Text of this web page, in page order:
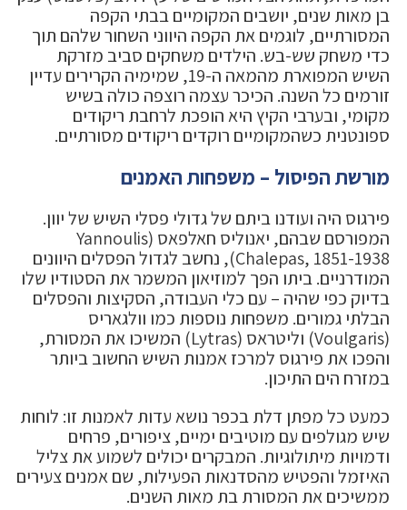
בן מאות שנים, יושבים המקומיים בבתי הקפה
המסורתיים, לוגמים את הקפה היווני השחור שלהם תוך
כדי משחק שש-בש. הילדים משחקים סביב מזרקת
השיש המפוארת מהמאה ה-19, שמימיה הקרירים עדיין
זורמים כל השנה. הכיכר עצמה רוצפה כולה בשיש
מקומי, ובערבי הקיץ היא הופכת לרחבת ריקודים
ספונטנית כשהמקומיים רוקדים ריקודים מסורתיים.
מורשת הפיסול – משפחות האמנים
פירגוס היה ועודנו ביתם של גדולי פסלי השיש של יוון.
המפורסם שבהם, יאנוליס חאלפאס (Yannoulis
Chalepas, 1851-1938), נחשב לגדול הפסלים היוונים
המודרניים. ביתו הפך למוזיאון המשמר את הסטודיו שלו
בדיוק כפי שהיה – עם כלי העבודה, הסקיצות והפסלים
הבלתי גמורים. משפחות נוספות כמו וולגאריס
(Voulgaris) וליטראס (Lytras) המשיכו את המסורת,
והפכו את פירגוס למרכז אמנות השיש החשוב ביותר
במזרח הים התיכון.
כמעט כל מפתן דלת בכפר נושא עדות לאמנות זו: לוחות
שיש מגולפים עם מוטיבים ימיים, ציפורים, פרחים
ודמויות מיתולוגיות. המבקרים יכולים לשמוע את צליל
האיזמל והפטיש מהסדנאות הפעילות, שם אמנים צעירים
ממשיכים את המסורת בת מאות השנים.